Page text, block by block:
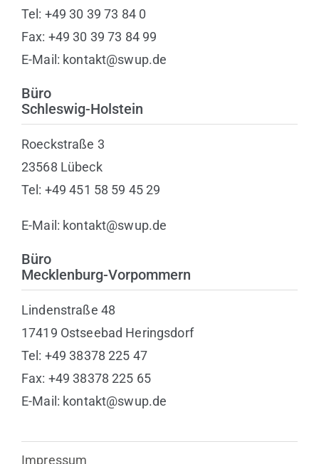
Tel: +49 30 39 73 84 0
Fax: +49 30 39 73 84 99
E-Mail: kontakt@swup.de
Büro
Schleswig-Holstein
Roeckstraße 3
23568 Lübeck
Tel: +49 451 58 59 45 29
E-Mail: kontakt@swup.de
Büro
Mecklenburg-Vorpommern
Lindenstraße 48
17419 Ostseebad Heringsdorf
Tel: +49 38378 225 47
Fax: +49 38378 225 65
E-Mail: kontakt@swup.de
Impressum